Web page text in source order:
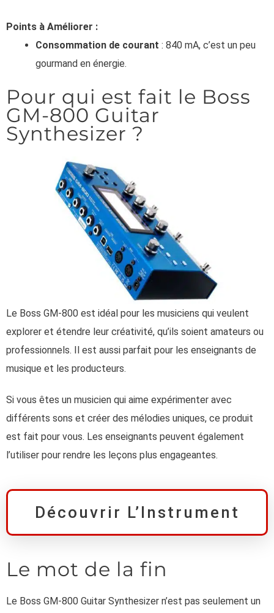
Points à Améliorer :
Consommation de courant : 840 mA, c’est un peu
gourmand en énergie.
Pour qui est fait le Boss
GM-800 Guitar
Synthesizer ?
Le Boss GM-800 est idéal pour les musiciens qui veulent
explorer et étendre leur créativité, qu’ils soient amateurs ou
professionnels. Il est aussi parfait pour les enseignants de
musique et les producteurs.
Si vous êtes un musicien qui aime expérimenter avec
différents sons et créer des mélodies uniques, ce produit
est fait pour vous. Les enseignants peuvent également
l’utiliser pour rendre les leçons plus engageantes.
Découvrir L’Instrument
Le mot de la fin
Le Boss GM-800 Guitar Synthesizer n’est pas seulement un